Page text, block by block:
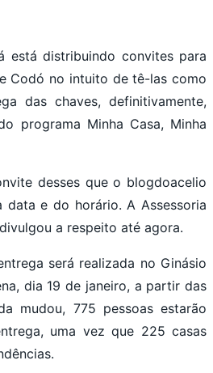
está distribuindo convites para
Codó no intuito de tê-las como
das chaves, definitivamente,
programa Minha Casa, Minha
desses que o blogdoacelio
e do horário. A Assessoria
a respeito até agora.
será realizada no Ginásio
dia 19 de janeiro, a partir das
mudou, 775 pessoas estarão
uma vez que 225 casas